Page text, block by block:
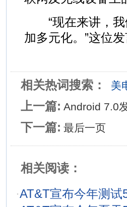
“现在来讲，我
加多元化。”这位发
相关热词搜索： 美
上一篇: Android 7.0
下一篇: 最后一页
相关阅读：
·AT&T宣布今年测